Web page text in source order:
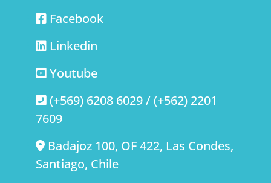
Facebook
Linkedin
Youtube
(+569) 6208 6029 / (+562) 2201
7609
Badajoz 100, OF 422, Las Condes,
Santiago, Chile